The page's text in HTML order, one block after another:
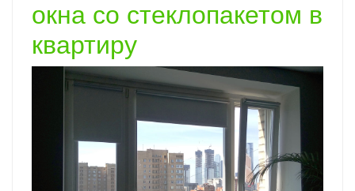
окна со стеклопакетом в
квартиру